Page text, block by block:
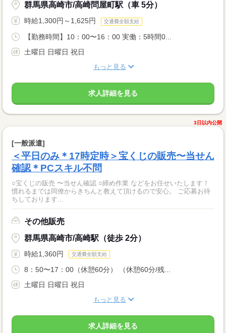
群馬県高崎市/高崎問屋町駅（車 5分）
時給1,300円～1,625円 交通費全額支給
【勤務時間】10：00〜16：00 実働：5時間0...
土曜日 日曜日 祝日
もっと見る
求人詳細を見る
3日以内公開
[一般派遣]
＜平日のみ＊17時定時＞宝くじの販売〜当せん
確認＊PCスキル不問
○宝くじの販売 〜当せん確認 ○締め作業 などをお任せいたします！
慣れるまでは同僚からきちんと教えて頂けるので安心。 ご応募お待
ちしております...
その他販売
群馬県高崎市/高崎駅（徒歩 2分）
時給1,360円 交通費全額支給
8：50〜17：00（休憩60分） （休憩60分/残...
土曜日 日曜日 祝日
もっと見る
求人詳細を見る